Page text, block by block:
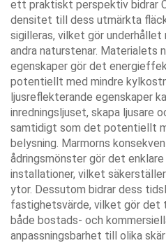
ett praktiskt perspektiv bidrar
densitet till dess utmärkta
sigilleras, vilket gör
andra naturstenar. Materialets
egenskaper gör det
potentiellt med mindre
ljusreflekterande egenskaper
inredningsljuset, skapa ljusare
samtidigt som det potentiellt
belysning. Marmorns
ådringsmönster gör det
installationer, vilket
ytor. Dessutom bidrar dess
fastighetsvärde, vilket gör det
både bostads- och
anpassningsbarhet till olika